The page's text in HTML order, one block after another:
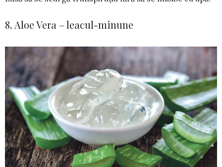
8. Aloe Vera – leacul-minune